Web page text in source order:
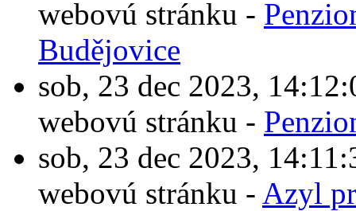
webovú stránku -
Budějovice
sob, 23 dec 2023,
webovú stránku -
sob, 23 dec 2023,
webovú stránku - Azyl